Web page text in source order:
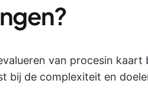
van procesin
bij de complexiteit en